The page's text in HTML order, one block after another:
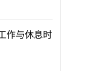
作与休息时